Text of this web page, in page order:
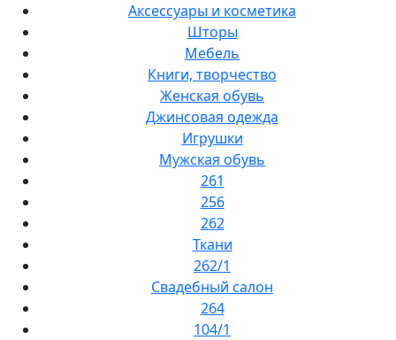
Аксессуары и косметика
Шторы
Мебель
Книги, творчество
Женская обувь
Джинсовая одежда
Игрушки
Мужская обувь
261
256
262
Ткани
262/1
Свадебный салон
264
104/1